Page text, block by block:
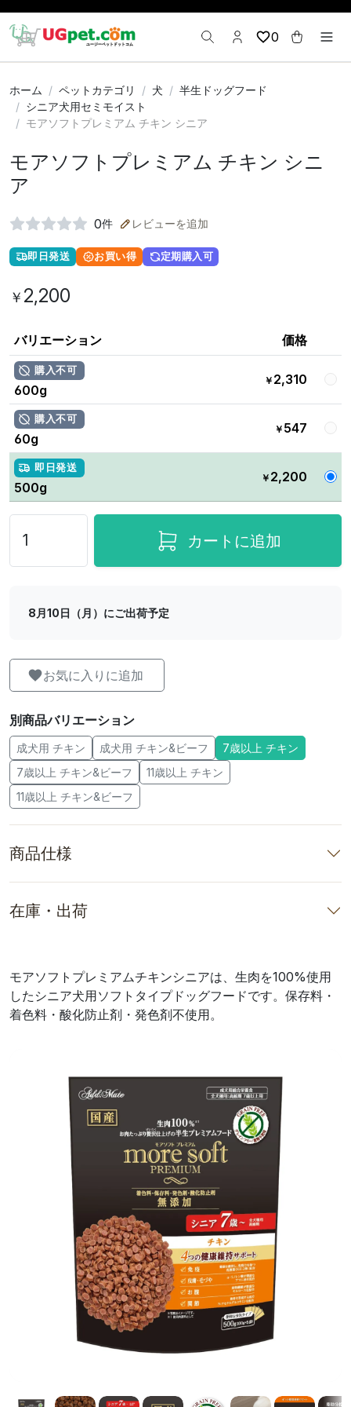
0
ホーム ペットカテゴリ 犬
半生ドッグフード
シニア犬用セミモイスト
モアソフトプレミアム チキン シニア
モアソフトプレミアム チキン シニ
ア
0件 レビューを追加
即日発送 お買い得 定期購入可
￥ 2,200
バリエーション 価格
購入不可
600g
￥ 2,310
購入不可
60g
￥ 547
即日発送
500g
￥ 2,200
カートに追加
8月10日（月）にご出荷予定
お気に入りに追加
別商品バリエーション
成犬用 チキン 成犬用 チキン&ビーフ
7歳以上 チキン
7歳以上 チキン&ビーフ
11歳以上 チキン
11歳以上 チキン&ビーフ
商品仕様
在庫・出荷
モアソフトプレミアムチキンシニアは、生肉を100%使用
したシニア犬用ソフトタイプドッグフードです。保存料・
着色料・酸化防止剤・発色剤不使用。